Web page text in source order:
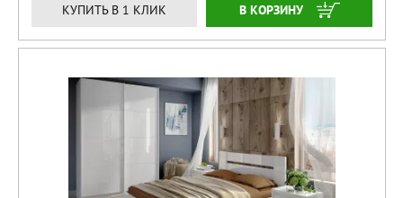
КУПИТЬ В 1 КЛИК ЗАКАЗАТЬ